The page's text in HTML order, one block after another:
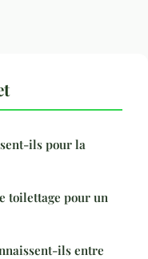
ils pour la
toilettage pour un
ils entre